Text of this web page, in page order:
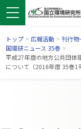
トップ > 広報活動 > 刊行物
国環研ニュース 35巻 >
平成27年度の地方公共団体
について（2016年度 35巻1